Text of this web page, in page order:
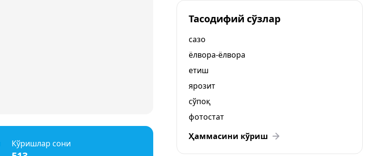
Кўришлар сони
Тасодифий сўзлар
сазо
ёлвора-ёлвора
етиш
ярозит
сўпоқ
фотостат
Ҳаммасини кўриш